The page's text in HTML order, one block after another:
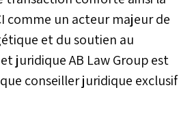
comme un acteur majeur de
et du soutien au
juridique AB Law Group est
conseiller juridique exclusif